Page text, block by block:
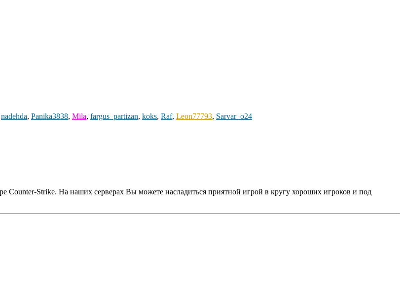
nadehda, Panika3838, Mila, fargus_partizan, koks, Raf, Leon77793, Sarvar_o24
Counter-Strike. На наших серверах Вы можете насладиться приятной игрой в кругу хороших игроков и под